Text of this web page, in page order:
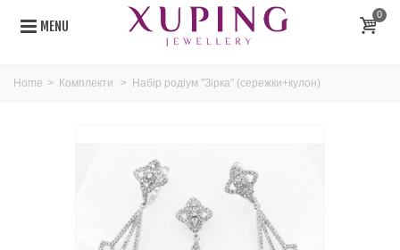
MENU
0
Home > Комплекти > Набір родіум "Зірка" (сережки+кулон)